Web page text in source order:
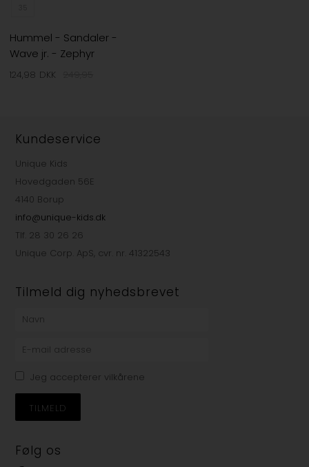
Hummel - Sandaler -
Wave jr. - Zephyr
124,98 DKK
Kundeservice
Unique Kids
Hovedgaden 56E
4140 Borup
info@unique-kids.dk
Tlf. 28 30 26 26
Unique Corp. ApS, cvr. nr. 41322543
Tilmeld dig nyhedsbrevet
Jeg accepterer vilkårene
Følg os